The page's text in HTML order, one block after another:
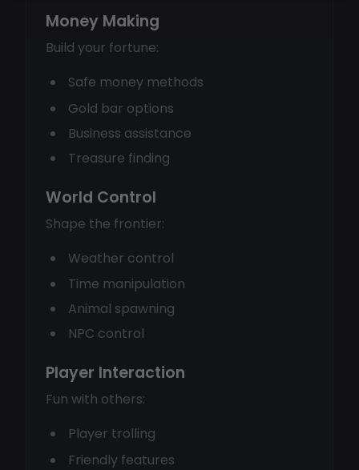
Money Making
Build your fortune:
Safe money methods
Gold bar options
Business assistance
Treasure finding
World Control
Shape the frontier:
Weather control
Time manipulation
Animal spawning
NPC control
Player Interaction
Fun with others:
Player trolling
Friendly features